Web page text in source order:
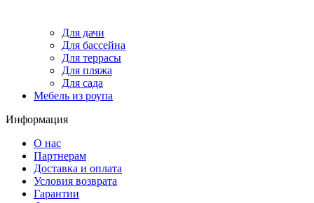
Для дачи
Для бассейна
Для террасы
Для пляжа
Для сада
Мебель из роупа
Информация
О нас
Партнерам
Доставка и оплата
Условия возврата
Гарантии